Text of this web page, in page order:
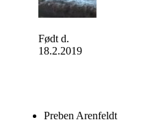
Født d.
18.2.2019
Preben Arenfeldt